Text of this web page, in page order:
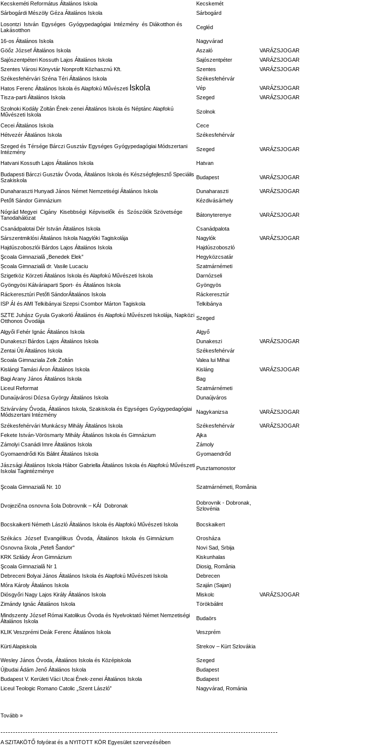
Kecskeméti Református Általános Iskola
Kecskemét
Sárbogárdi Mészöly Géza Általános Iskola
Sárbogárd
Losontzi István Egységes Gyógypedagógiai Intézmény és Diákotthon és
Lakásotthon
Cegléd
16-os Általános Iskola
Nagyvárad
Göőz József Általános Iskola Aszaló
VARÁZSJOGAR
Sajószentpéteri Kossuth Lajos Általános Iskola Sajószentpéter
VARÁZSJOGAR
Szentes Városi Könyvtár Nonprofit Közhasznú Kft.
Szentes
VARÁZSJOGAR
Székesfehérvári Széna Téri Általános Iskola
Székesfehérvár
Hatos Ferenc Általános Iskola és Alapfokú Művészeti Iskola Vép
VARÁZSJOGAR
Tisza-parti Általános Iskola
Szeged
VARÁZSJOGAR
Szolnoki Kodály Zoltán Ének-zenei Általános Iskola és Néptánc Alapfokú
Művészeti Iskola
Szolnok
Cecei Általános Iskola
Cece
Hétvezér Általános Iskola
Székesfehérvár
Szeged és Térsége Bárczi Gusztáv Egységes Gyógypedagógiai Módszertani
Intézmény
Szeged VARÁZSJOGAR
Hatvani Kossuth Lajos Általános Iskola
Hatvan
Budapesti Bárczi Gusztáv Óvoda, Általános Iskola és Készségfejlesztő Speciális
Szakiskola
Budapest VARÁZSJOGAR
Dunaharaszti Hunyadi János Német Nemzetiségi Általános Iskola Dunaharaszti
VARÁZSJOGAR
Petőfi Sándor Gimnázium
Kézdivásárhely
Nógrád Megyei Cigány Kisebbségi Képviselők és Szószólók Szövetsége
Tanodahálózat
Bátonyterenye VARÁZSJOGAR
Csanádpalotai Dér István Általános Iskola
Csanádpalota
Sárszentmiklósi Általános Iskola Nagylóki Tagiskolája
Nagylók
VARÁZSJOGAR
Hajdúszoboszlói Bárdos Lajos Általános Iskola
Hajdúszoboszló
Şcoala Gimnazială „Benedek Elek”
Hegyközcsatár
Școala Gimnazială dr. Vasile Lucaciu
Szatmárnémeti
Szigetköz Körzeti Általános Iskola és Alapfokú Művészeti Iskola
Darnózseli
Gyöngyösi Kálváriaparti Sport- és Általános Iskola
Gyöngyös
Ráckeresztúri Petőfi SándorÁltalános Iskola
Ráckeresztúr
ISP ÁI és AMI Telkibányai Szepsi Csombor Márton Tagiskola
Telkibánya
SZTE Juhász Gyula Gyakorló Általános és Alapfokú Művészeti Iskolája, Napközi
Otthonos Óvodája
Szeged
Algyői Fehér Ignác Általános Iskola
Algyő
Dunakeszi Bárdos Lajos Általános Iskola
Dunakeszi
VARÁZSJOGAR
Zentai Úti Általános Iskola
Székesfehérvár
Scoala Gimnaziala Zelk Zoltán
Valea lui Mihai
Kislángi Tamási Áron Általános Iskola
Kisláng
VARÁZSJOGAR
Bagi Arany János Általános Iskola
Bag
Liceul Reformat
Szatmárnémeti
Dunaújvárosi Dózsa György Általános Iskola
Dunaújváros
Szivárvány Óvoda, Általános Iskola, Szakiskola és Egységes Gyógypedagógiai
Módszertani Intézmény
Nagykanizsa VARÁZSJOGAR
Székesfehérvári Munkácsy Mihály Általános Iskola Székesfehérvár
VARÁZSJOGAR
Fekete István-Vörösmarty Mihály Általános Iskola és Gimnázium
Ajka
Zámolyi Csanádi Imre Általános Iskola
Zámoly
Gyomaendrődi Kis Bálint Általános Iskola
Gyomaendrőd
Jászsági Általános Iskola Hábor Gabriella Általános Iskola és Alapfokú Művészeti
Iskolai Tagintézménye
Pusztamonostor
Şcoala Gimnazială Nr. 10 Szatmárnémeti, România
Dvojezična osnovna šola Dobrovnik – KÁI Dobronak
Dobrovnik - Dobronak,
Szlovénia
Bocskaikerti Németh László Általános Iskola és Alapfokú Művészeti Iskola Bocskaikert
Székács József Evangélikus Óvoda, Általános Iskola és Gimnázium
Orosháza
Osnovna škola „Petefi Šandor"
Novi Sad, Srbija
KRK Szilády Áron Gimnázium
Kiskunhalas
Şcoala Gimnazială Nr 1
Diosig, România
Debreceni Bolyai János Általános Iskola és Alapfokú Művészeti Iskola
Debrecen
Móra Károly Általános Iskola
Szaján (Sajan)
Diósgyőri Nagy Lajos Király Általános Iskola
Miskolc
VARÁZSJOGAR
Zimándy Ignác Általános Iskola
Törökbálint
Mindszenty József Római Katolikus Óvoda és Nyelvoktató Német Nemzetiségi
Általános Iskola
Budaörs
KLIK Veszprémi Deák Ferenc Általános Iskola Veszprém
Kürti Alapiskola Strekov – Kürt Szlovákia
Wesley János Óvoda, Általános Iskola és Középiskola
Szeged
Újbudai Ádám Jenő Általános Iskola
Budapest
Budapest V. Kerületi Váci Utcai Ének-zenei Általános Iskola
Budapest
Liceul Teologic Romano Catolic „Szent László”
Nagyvárad, Románia
Tovább »
ASZITAKÖTŐ folyóirat és a NYITOTT KÖR Egyesület szervezésében